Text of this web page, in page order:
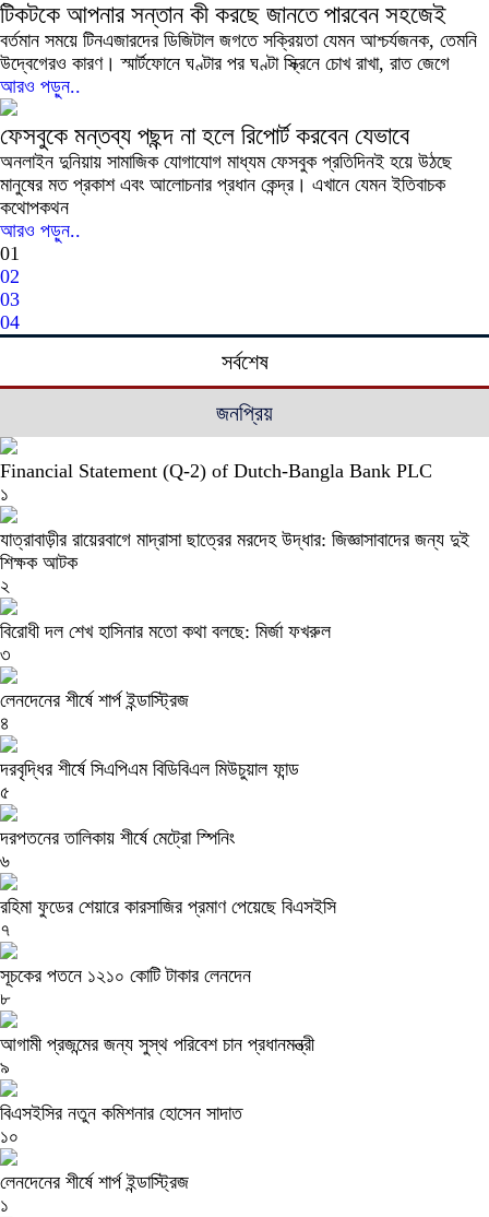
টিকটকে আপনার সন্তান কী করছে জানতে পারবেন সহজেই
বর্তমান সময়ে টিনএজারদের ডিজিটাল জগতে সক্রিয়তা যেমন আশ্চর্যজনক, তেমনি
উদ্বেগেরও কারণ। স্মার্টফোনে ঘণ্টার পর ঘণ্টা স্ক্রিনে চোখ রাখা, রাত জেগে
আরও পড়ুন..
ফেসবুকে মন্তব্য পছন্দ না হলে রিপোর্ট করবেন যেভাবে
অনলাইন দুনিয়ায় সামাজিক যোগাযোগ মাধ্যম ফেসবুক প্রতিদিনই হয়ে উঠছে
মানুষের মত প্রকাশ এবং আলোচনার প্রধান কেন্দ্র। এখানে যেমন ইতিবাচক
কথোপকথন
আরও পড়ুন..
01
02
03
04
সর্বশেষ
জনপ্রিয়
Financial Statement (Q-2) of Dutch-Bangla Bank PLC
১
যাত্রাবাড়ীর রায়েরবাগে মাদ্রাসা ছাত্রের মরদেহ উদ্ধার: জিজ্ঞাসাবাদের জন্য দুই
শিক্ষক আটক
২
বিরোধী দল শেখ হাসিনার মতো কথা বলছে: মির্জা ফখরুল
৩
লেনদেনের শীর্ষে শার্প ইন্ডাস্ট্রিজ
৪
দরবৃদ্ধির শীর্ষে সিএপিএম বিডিবিএল মিউচুয়াল ফান্ড
৫
দরপতনের তালিকায় শীর্ষে মেট্রো স্পিনিং
৬
রহিমা ফুডের শেয়ারে কারসাজির প্রমাণ পেয়েছে বিএসইসি
৭
সূচকের পতনে ১২১০ কোটি টাকার লেনদেন
৮
আগামী প্রজন্মের জন্য সুস্থ পরিবেশ চান প্রধানমন্ত্রী
৯
বিএসইসির নতুন কমিশনার হোসেন সাদাত
১০
লেনদেনের শীর্ষে শার্প ইন্ডাস্ট্রিজ
১